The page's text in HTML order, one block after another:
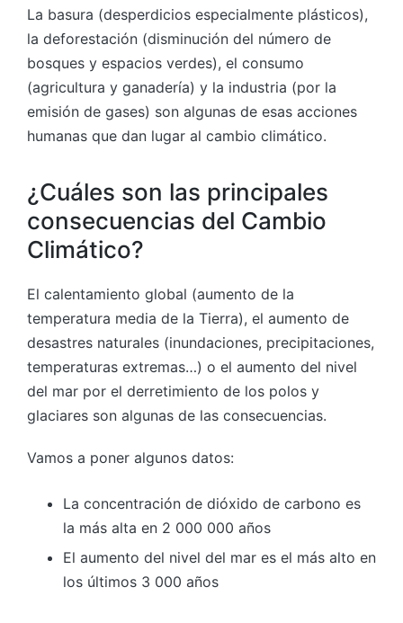
La basura (desperdicios especialmente plásticos),
la deforestación (disminución del número de
bosques y espacios verdes), el consumo
(agricultura y ganadería) y la industria (por la
emisión de gases) son algunas de esas acciones
humanas que dan lugar al cambio climático.
¿Cuáles son las principales
consecuencias del Cambio
Climático?
El calentamiento global (aumento de la
temperatura media de la Tierra), el aumento de
desastres naturales (inundaciones, precipitaciones,
temperaturas extremas…) o el aumento del nivel
del mar por el derretimiento de los polos y
glaciares son algunas de las consecuencias.
Vamos a poner algunos datos:
La concentración de dióxido de carbono es
la más alta en 2 000 000 años
El aumento del nivel del mar es el más alto en
los últimos 3 000 años